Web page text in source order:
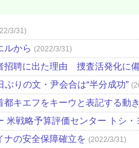
3/31)
ルから (2022/3/31)
招聘に出た理由 捜査活発化に
ぶりの文・尹会合は“半分成功”
都キエフをキーウと表記する動
米戦略予算評価センター トシ・
の安全保障確立を (2022/3/31)